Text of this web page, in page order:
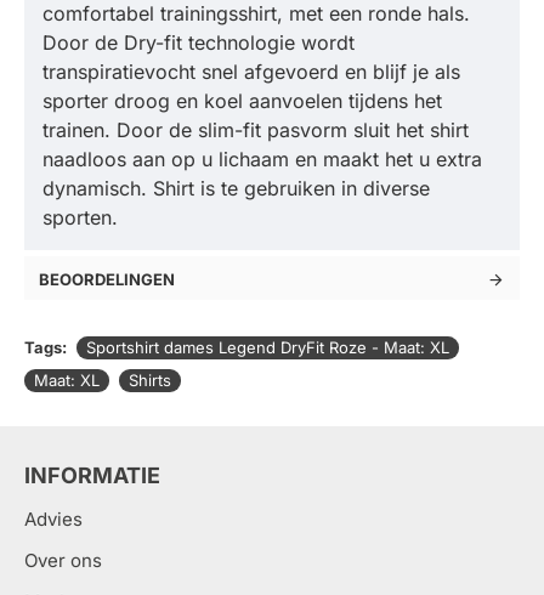
comfortabel trainingsshirt, met een ronde hals.
Door de Dry-fit technologie wordt
transpiratievocht snel afgevoerd en blijf je als
sporter droog en koel aanvoelen tijdens het
trainen. Door de slim-fit pasvorm sluit het shirt
naadloos aan op u lichaam en maakt het u extra
dynamisch. Shirt is te gebruiken in diverse
sporten.
BEOORDELINGEN
Tags:
Sportshirt dames Legend DryFit Roze - Maat: XL
Maat: XL
Shirts
INFORMATIE
Advies
Over ons